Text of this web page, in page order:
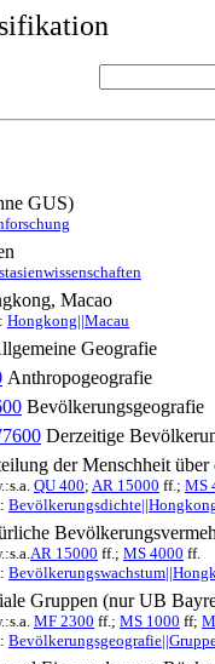
GUS)
Macao
Hongkong||Macau
Geografie
Anthropogeografie
Bevölkerungsgeografie
Derzeitige
der Menschheit
QU 400; AR 15000 ff.; MS
AR 15000 ff.; MS 4000 ff.
Gruppen (nur UB
MF 2300 ff.; MS 1000 ff;